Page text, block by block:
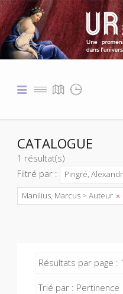
CATALOGUE
1 résultat(s)
Filtré par :
Pingré,
Manilius, Marcus > Auteur
Résultats par page :
Trié par : Pertinence